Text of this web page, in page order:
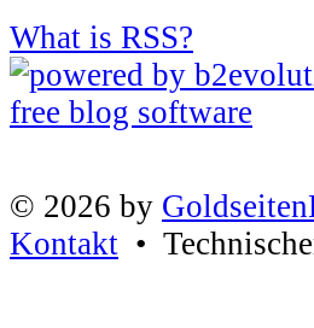
What is RSS?
© 2026 by
Kontakt •